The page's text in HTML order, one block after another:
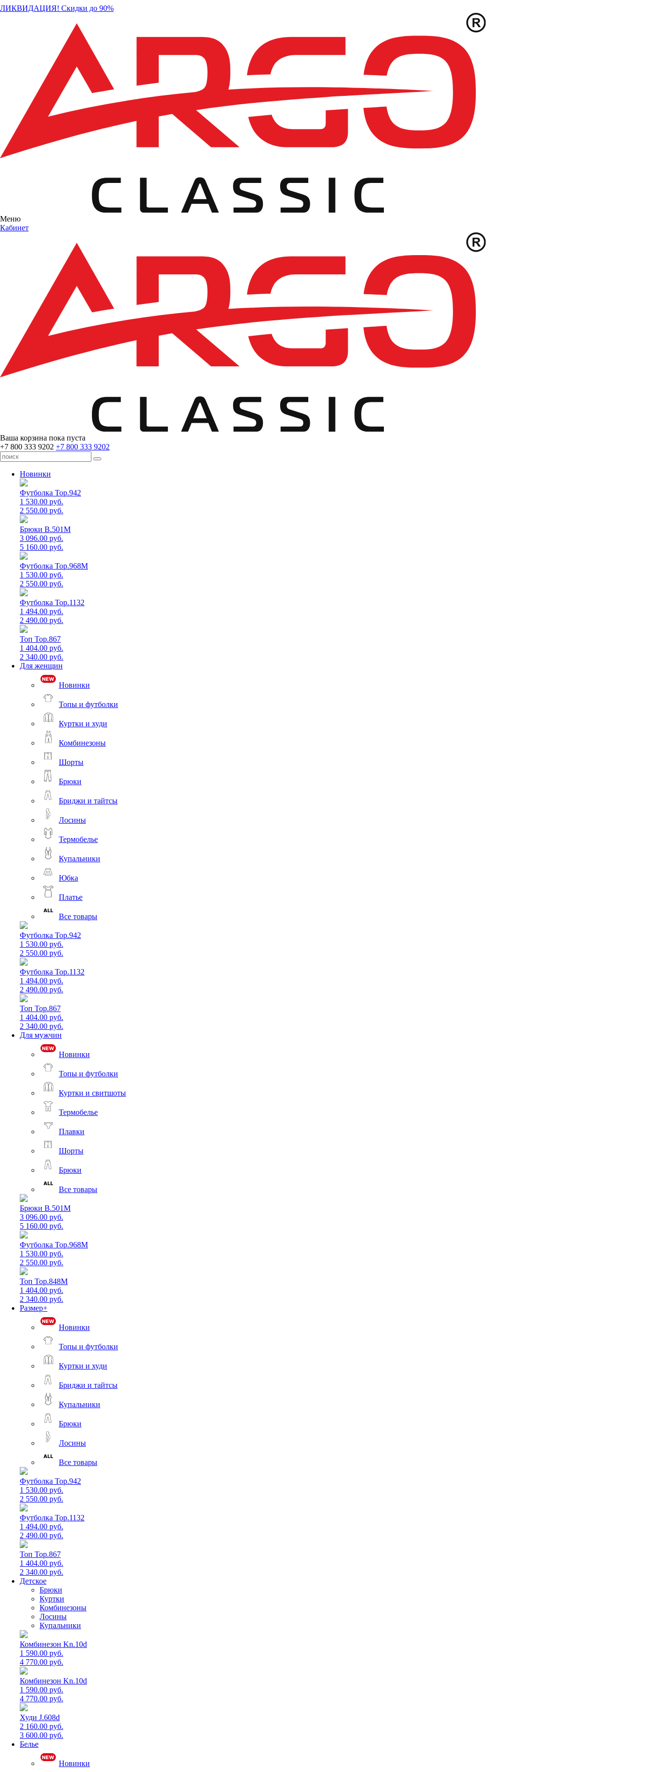
ЛИКВИДАЦИЯ! Скидки до 90%
Меню
Кабинет
Ваша корзина пока пуста
+7 800 333 9202 +7 800 333 9202
Новинки
Футболка Top.942
1 530.00 руб.
2 550.00 руб.
Брюки B.501M
3 096.00 руб.
5 160.00 руб.
Футболка Top.968M
1 530.00 руб.
2 550.00 руб.
Футболка Top.1132
1 494.00 руб.
2 490.00 руб.
Топ Top.867
1 404.00 руб.
2 340.00 руб.
Для женщин
Новинки
Топы и футболки
Куртки и худи
Комбинезоны
Шорты
Брюки
Бриджи и тайтсы
Лосины
Термобелье
Купальники
Юбка
Платье
Все товары
Футболка Top.942
1 530.00 руб.
2 550.00 руб.
Футболка Top.1132
1 494.00 руб.
2 490.00 руб.
Топ Top.867
1 404.00 руб.
2 340.00 руб.
Для мужчин
Новинки
Топы и футболки
Куртки и свитшоты
Термобелье
Плавки
Шорты
Брюки
Все товары
Брюки B.501M
3 096.00 руб.
5 160.00 руб.
Футболка Top.968M
1 530.00 руб.
2 550.00 руб.
Топ Top.848M
1 404.00 руб.
2 340.00 руб.
Размер+
Новинки
Топы и футболки
Куртки и худи
Бриджи и тайтсы
Купальники
Брюки
Лосины
Все товары
Футболка Top.942
1 530.00 руб.
2 550.00 руб.
Футболка Top.1132
1 494.00 руб.
2 490.00 руб.
Топ Top.867
1 404.00 руб.
2 340.00 руб.
Детское
Брюки
Куртки
Комбинезоны
Лосины
Купальники
Комбинезон Kn.10d
1 590.00 руб.
4 770.00 руб.
Комбинезон Kn.10d
1 590.00 руб.
4 770.00 руб.
Худи J.608d
2 160.00 руб.
3 600.00 руб.
Белье
Новинки